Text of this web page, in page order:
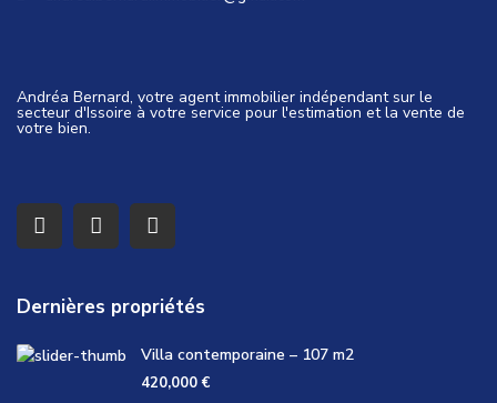
Andréa Bernard, votre agent immobilier indépendant sur le
secteur d'Issoire à votre service pour l'estimation et la vente de
votre bien.
Dernières propriétés
Villa contemporaine – 107 m2
420,000 €